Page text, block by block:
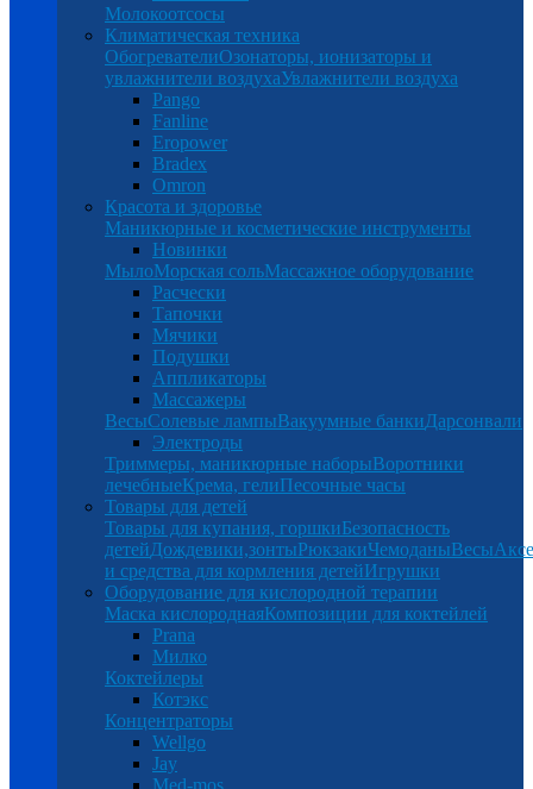
Молокоотсосы
Климатическая техника
ОбогревателиОзонаторы, ионизаторы и
увлажнители воздухаУвлажнители воздуха
Pango
Fanline
Eropower
Bradex
Omron
Красота и здоровье
Маникюрные и косметические инструменты
Новинки
МылоМорская сольМассажное оборудование
Расчески
Тапочки
Мячики
Подушки
Аппликаторы
Массажеры
ВесыСолевые лампыВакуумные банкиДарсонвали
Электроды
Триммеры, маникюрные наборыВоротники
лечебныеКрема, гелиПесочные часы
Товары для детей
Товары для купания, горшкиБезопасность
детейДождевики,зонтыРюкзакиЧемоданыВесы
и средства для кормления детейИгрушки
Оборудование для кислородной терапии
Маска кислороднаяКомпозиции для коктейлей
Prana
Милко
Коктейлеры
Котэкс
Концентраторы
Wellgo
Jay
Med-mos